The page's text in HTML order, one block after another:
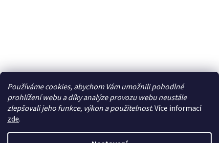
Používáme cookies, abychom Vám umožnili pohodlné
prohlížení webu a díky analýze provozu webu neustále
zlepšovali jeho funkce, výkon a použitelnost. Více informací
zde.